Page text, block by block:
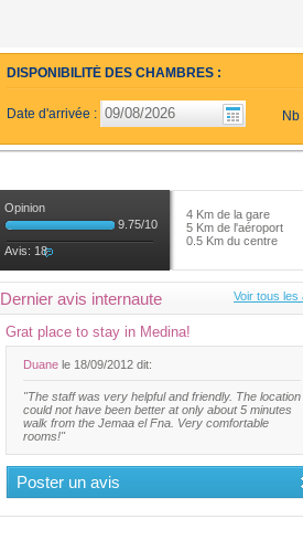
DISPONIBILITÉ DES CHAMBRES :
Date d'arrivée : Nb
Opinion
9.75/10
Avis: 18
4 Km de la gare
5 Km de l'aéroport
0.5 Km du centre
Dernier avis internaute Voir tous les
Grat place to stay in Medina!
Duane le 18/09/2012 dit:
"The staff was very helpful and friendly. The location
could not have been better at only about 5 minutes
walk from the Jemaa el Fna. Very comfortable
rooms!"
Poster un avis